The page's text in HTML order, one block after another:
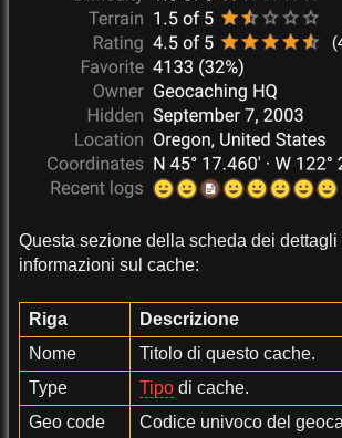
Questa sezione della scheda dei dettagli
informazioni sul cache:
Riga
Descrizione
Nome
Titolo di questo cache.
Type
Tipo di cache.
Geo code
Codice univoco del